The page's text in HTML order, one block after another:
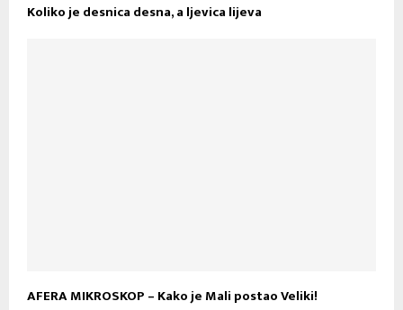
Koliko je desnica desna, a ljevica lijeva
AFERA MIKROSKOP – Kako je Mali postao Veliki!